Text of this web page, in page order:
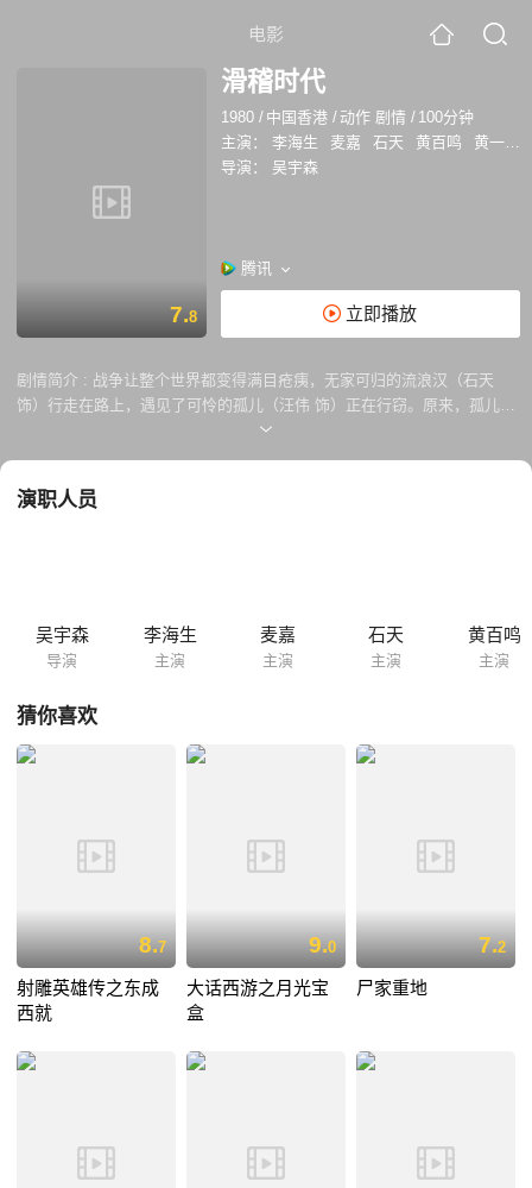
电影
7.8
滑稽时代
1980 / 中国香港 / 动作 剧情 / 100分钟
主演：
李海生 麦嘉 石天 黄百鸣 黄一飞
导演：
吴宇森
腾讯
立即播放
剧情简介 : 战争让整个世界都变得满目疮痍，无家可归的流浪汉（石天
饰）行走在路上，遇见了可怜的孤儿（汪伟 饰）正在行窃。原来，孤儿受
制于冷酷无情的恶霸（麦嘉 饰），如果不听他的话，他就会将他打的遍体
至还生出了一丝丝罗曼蒂克的可能。 恶霸得知流浪汉带走了自己的赚钱工
演职人员
吴宇森
导演
李海生
主演
麦嘉
主演
石天
主演
黄百鸣
主演
猜你喜欢
8.7
射雕英雄传之东成
西就
9.0
大话西游之月光宝
盒
7.2
尸家重地